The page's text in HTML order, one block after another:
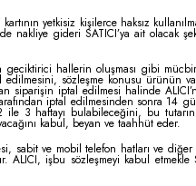
yetkisiz kişilerce haksız
gideri SATICI’ya ait olacak
geciktirici hallerin oluşması gibi
sözleşme konusu ürünün
siparişin iptal edilmesi halinde
iptal edilmesinden sonra 14
ile 3 haftayı bulabileceğini, bu
kabul, beyan ve taahhüt eder.
sabit ve mobil telefon hatları ve
işbu sözleşmeyi kabul etmekle